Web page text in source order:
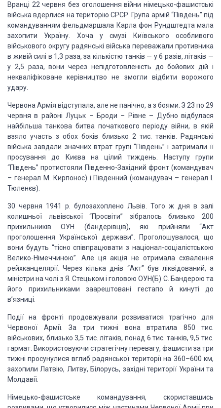
Вранці 22 червня без оголошення війни німецько-фашистські
війська вдерлися на територію СРСР. Група армій “Південь” під
командуванням фельдмаршала Карла фон Рундштедта мала
захопити Україну. Хоча у смузі Київського особливого
військового округу радянські війська переважали противника
в живій силі в 1,3 раза, за кількістю танків — у 6 разів, літаків —
у 2,5 раза, вони через непідготовленість до бойових дій і
некваліфіковане керівництво не змогли відбити ворожого
удару.
Червона Армія відступала, але не панічно, а з боями. З 23 по 29
червня в районі Луцьк – Броди – Рівне – Дубно відбулася
найбільша танкова битва початкового періоду війни, в якій
взяло участь з обох боків близько 2 тис. танків. Радянські
війська завдали значних втрат групі “Південь” і затримали її
просування до Києва на цілий тиждень. Наступу групи
“Південь” протистояли Південно-Західний фронт (командувач
– генерал М. Кирпонос) і Південний (командувач – генерал І.
Тюленєв).
30 червня 1941 р. булозахоплено Львів. Того ж дня в залі
колишньої львівської“Просвіти” зібралось близько 200
прихильників ОУН (бандерівців), які прийняли “Акт
проголошення Української держави”. Проголошувалося, що
вони будуть “тісно співпрацювати з націонал-соціалістською
Велико-Німеччиною”. Але ця акція не отримала схвалення
рейхканцелярії. Через кілька днів “Акт” був ліквідований, а
міністри на чолі з Я. Стецьком і головою ОУН(Б) С. Бандерою та
його прихильниками заарештовані гестапо й кинуті до
в’язниці.
Події на фронті продовжували розвиватися трагічно для
Червоної Армії. За три тижні вона втратила 850 тис.
військових, близько 3,5 тис. літаків, понад 6 тис. танків, 9,5 тис.
гармат. Використовуючи стратегічну перевагу, фашисти за три
тижні просунулися вглиб радянської території на 360–600 км,
захопили Латвію, Литву, Білорусь, західні території України та
Молдавії.
Німецько-фашистське командування, скориставшись